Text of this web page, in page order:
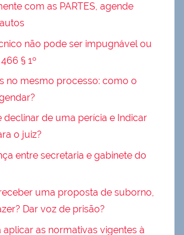
com as PARTES, agende
não pode ser impugnável ou
§ 1º
no mesmo processo: como o
declinar de uma perícia e Indicar
o juiz?
entre secretaria e gabinete do
uma proposta de suborno,
Dar voz de prisão?
aplicar as normativas vigentes à